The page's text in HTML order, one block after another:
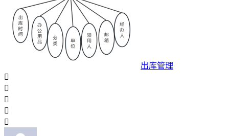
出库管理




